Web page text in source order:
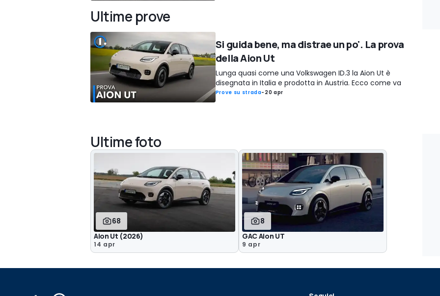
Ultime prove
Si guida bene, ma distrae un po'. La prova
della Aion Ut
Lunga quasi come una Volkswagen ID.3 la Aion Ut è
disegnata in Italia e prodotta in Austria. Ecco come va
Prove su strada- 20 apr
Ultime foto
68
Aion Ut (2026)
14 apr
8
GAC Aion UT
9 apr